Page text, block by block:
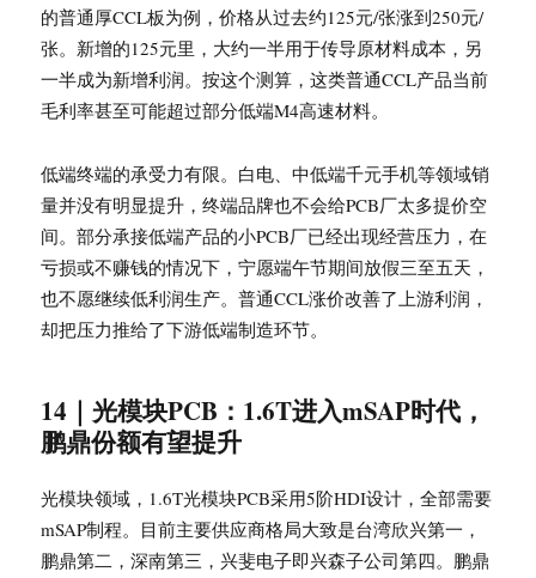
的普通厚CCL板为例，价格从过去约125元/张涨到250元/
张。新增的125元里，大约一半用于传导原材料成本，另
一半成为新增利润。按这个测算，这类普通CCL产品当前
毛利率甚至可能超过部分低端M4高速材料。
低端终端的承受力有限。白电、中低端千元手机等领域销
量并没有明显提升，终端品牌也不会给PCB厂太多提价空
间。部分承接低端产品的小PCB厂已经出现经营压力，在
亏损或不赚钱的情况下，宁愿端午节期间放假三至五天，
也不愿继续低利润生产。普通CCL涨价改善了上游利润，
却把压力推给了下游低端制造环节。
14｜光模块PCB：1.6T进入mSAP时代，
鹏鼎份额有望提升
光模块领域，1.6T光模块PCB采用5阶HDI设计，全部需要
mSAP制程。目前主要供应商格局大致是台湾欣兴第一，
鹏鼎第二，深南第三，兴斐电子即兴森子公司第四。鹏鼎